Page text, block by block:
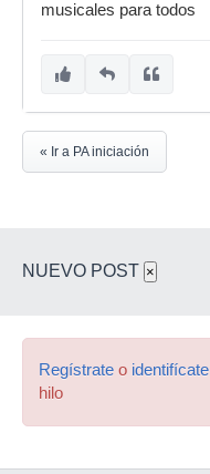
musicales para todos
« Ir a PA iniciación
NUEVO POST ×
Regístrate o identifícate
hilo